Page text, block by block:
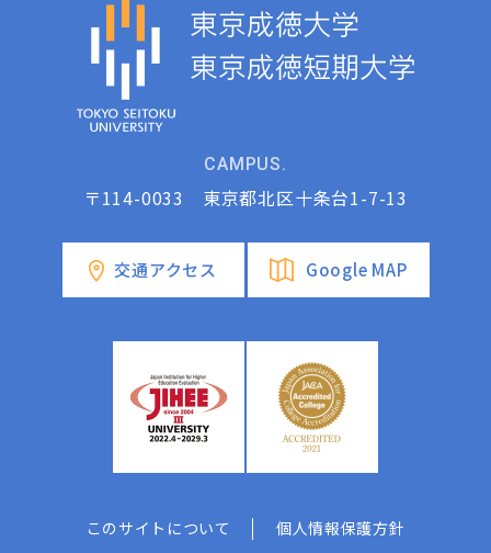
CAMPUS.
〒114-0033 東京都北区十条台1-7-13
交通アクセス Google MAP
このサイトについて
個人情報保護方針